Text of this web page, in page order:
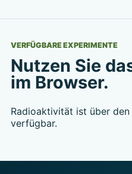
VERFÜGBARE EXPERIMENTE
Nutzen Sie
im Browser.
Radioaktivität ist über
verfügbar.